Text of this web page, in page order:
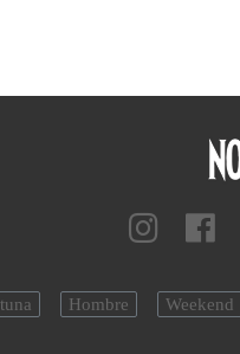
Hombre Weekend